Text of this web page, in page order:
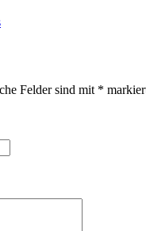
Felder sind mit *